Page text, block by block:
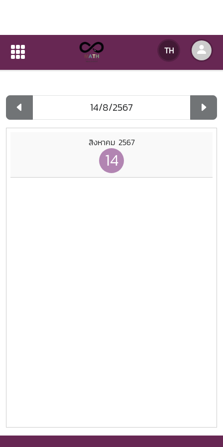
TH
ปฏิทินกิจกรรมของหน่วยงาน
ปฏิทินกิจกรรมของหน่วยงาน
สิงหาคม 2567
14